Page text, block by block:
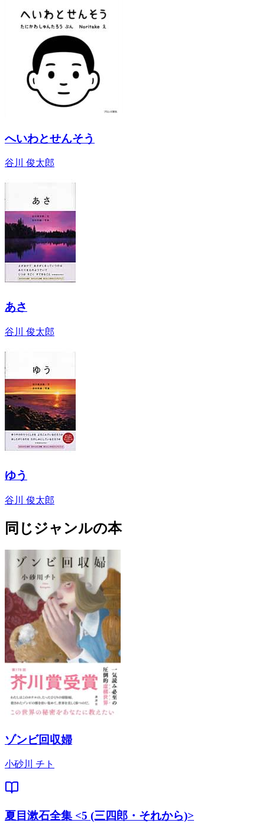
へいわとせんそう
谷川 俊太郎
あさ
谷川 俊太郎
ゆう
谷川 俊太郎
同じジャンルの本
ゾンビ回収婦
小砂川 チト
夏目漱石全集 <5 (三四郎・それから)>